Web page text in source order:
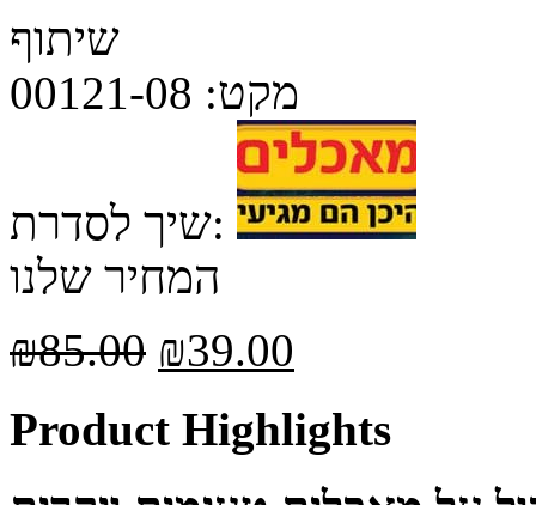
שיתוף
מקט: 00121-08
שיך לסדרת:
המחיר שלנו
₪85.00 ₪39.00
Product Highlights